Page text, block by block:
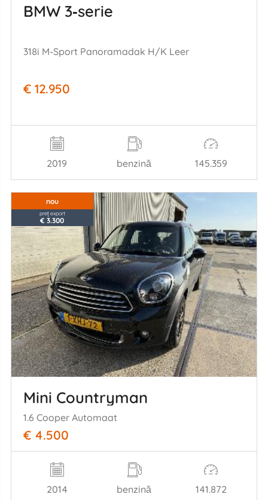
BMW 3‑serie
318i M-Sport Panoramadak H/K Leer
€ 12.950
2019 benzină 145.359
nou
preț export
€ 3.300
Mini Countryman
1.6 Cooper Automaat
€ 4.500
2014 benzină 141.872